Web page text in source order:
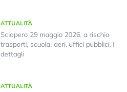
ATTUALITÀ
Sciopero 29 maggio 2026, a rischio
trasporti, scuola, aeri, uffici pubblici. I
dettagli
ATTUALITÀ